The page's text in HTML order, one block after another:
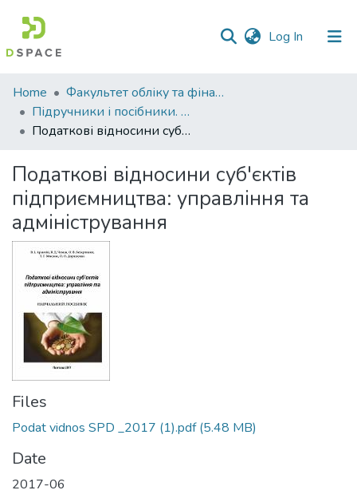
Log In (current)
Communities
&
Collections
Statistics
Home
Факультет обліку та фінансів
Підручники і посібники. Факультет обліку та фінансів
Податкові відносини суб'єктів підприємництва: управління та адміністрування
Податкові відносини суб'єктів
підприємництва: управління та
адміністрування
Files
Podat vidnos SPD _2017 (1).pdf(5.48 MB)
Date
2017-06